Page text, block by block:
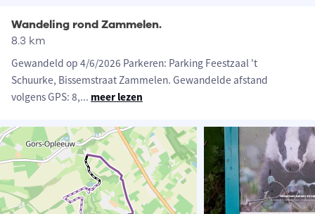
Wandeling rond Zammelen.
8.3 km
Gewandeld op 4/6/2026 Parkeren: Parking Feestzaal 't
Schuurke, Bissemstraat Zammelen. Gewandelde afstand
volgens GPS: 8,... meer lezen